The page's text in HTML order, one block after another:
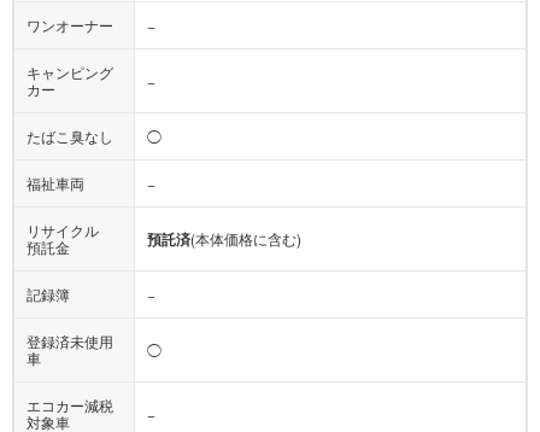
ワンオーナー −
キャンピング
カー
−
たばこ臭なし ◯
福祉車両 −
リサイクル
預託金
預託済(本体価格に含む)
記録簿 −
登録済未使用
車
◯
エコカー減税
対象車
−